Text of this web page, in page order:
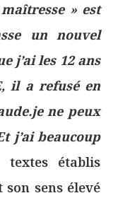
» est
un nouvel
j’ai les 12 ans
il a refusé en
ne peux
j’ai beaucoup
établis
sens élevé